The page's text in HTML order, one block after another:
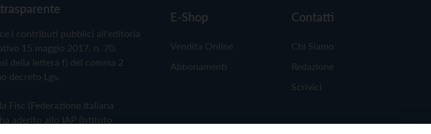
i contributi pubblici all'editoria
15 maggio 2017, n. 70.
della lettera f) del comma 2
decreto Lgs.
Fisc (Federazione Italiana
aderito allo IAP (Istituto
E-Shop
Vendita Online
Abbonamenti
Contatti
Chi Siamo
Redazione
Scrivici